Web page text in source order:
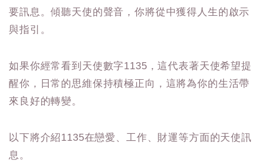
要訊息。傾聽天使的聲音，你將從中獲得人生的啟示
與指引。
如果你經常看到天使數字1135，這代表著天使希望提
醒你，日常的思維保持積極正向，這將為你的生活帶
來良好的轉變。
以下將介紹1135在戀愛、工作、財運等方面的天使訊
息。